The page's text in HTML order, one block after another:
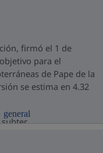
firmó el 1 de
para el
de Pape de la
se estima en 4.32
general